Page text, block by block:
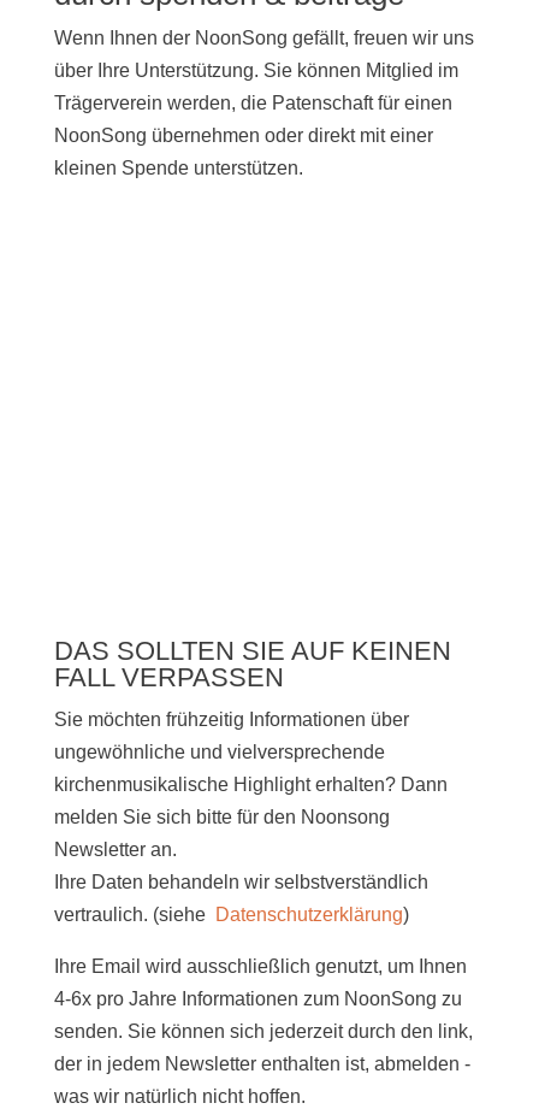
Wenn Ihnen der NoonSong gefällt, freuen wir uns
über Ihre Unterstützung. Sie können Mitglied im
Trägerverein werden, die Patenschaft für einen
NoonSong übernehmen oder direkt mit einer
kleinen Spende unterstützen.
DAS SOLLTEN SIE AUF KEINEN
FALL VERPASSEN
Sie möchten frühzeitig Informationen über
ungewöhnliche und vielversprechende
kirchenmusikalische Highlight erhalten? Dann
melden Sie sich bitte für den Noonsong
Newsletter an.
Ihre Daten behandeln wir selbstverständlich
vertraulich. (siehe Datenschutzerklärung)
Ihre Email wird ausschließlich genutzt, um Ihnen
4-6x pro Jahre Informationen zum NoonSong zu
senden. Sie können sich jederzeit durch den link,
der in jedem Newsletter enthalten ist, abmelden -
was wir natürlich nicht hoffen.